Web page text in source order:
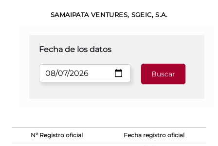
SAMAIPATA VENTURES, SGEIC, S.A.
Fecha de los datos
Nº Registro oficial Fecha registro oficial